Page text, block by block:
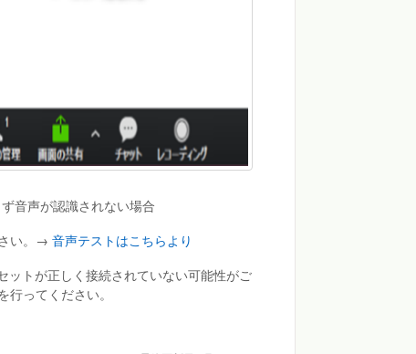
音声が認識されない場合
い。→ 音声テストはこちらより
ットが正しく接続されていない可能性がご
ってください。